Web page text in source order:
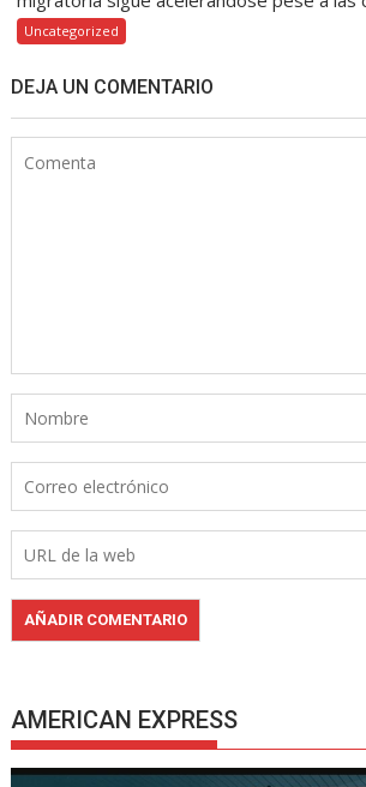
Uncategorized
DEJA UN COMENTARIO
AMERICAN EXPRESS